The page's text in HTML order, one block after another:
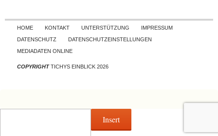
Skip to content
HOME KONTAKT UNTERSTÜTZUNG
IMPRESSUM
DATENSCHUTZ
DATENSCHUTZEINSTELLUNGEN
MEDIADATEN ONLINE
COPYRIGHTTICHYS EINBLICK 2026
Insert